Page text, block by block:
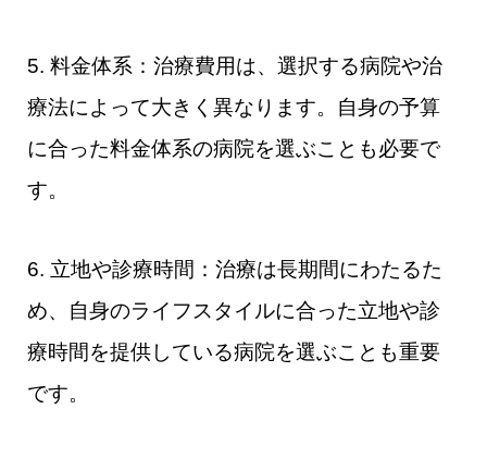
5. 料金体系：治療費用は、選択する病院や治
療法によって大きく異なります。自身の予算
に合った料金体系の病院を選ぶことも必要で
す。
6. 立地や診療時間：治療は長期間にわたるた
め、自身のライフスタイルに合った立地や診
療時間を提供している病院を選ぶことも重要
です。